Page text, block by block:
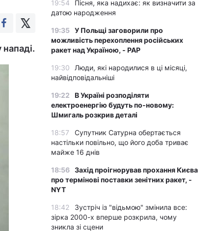
19:54
Пісня, яка надихає: як визначити за
датою народження
19:35 У Польщі заговорили про
можливість перехоплення російських
ракет над Україною, - PAP
19:30
Люди, які народилися в ці місяці,
найвідповідальніші
19:22
В Україні розподіляти
електроенергію будуть по-новому:
Шмигаль розкрив деталі
18:57
Супутник Сатурна обертається
настільки повільно, що його доба триває
майже 16 днів
18:56 Захід проігнорував прохання Києва
про термінові поставки зенітних ракет, -
NYT
18:42
Зустріч із "відьмою" змінила все:
зірка 2000-х вперше розкрила, чому
зникла зі сцени